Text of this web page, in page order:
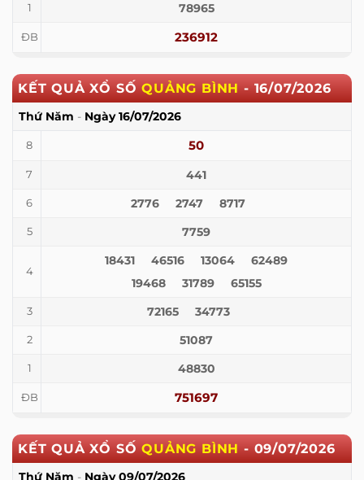
1 78965
ĐB 236912
KẾT QUẢ XỔ SỐQUẢNG BÌNH - 16/07/2026
Thứ Năm - Ngày16/07/2026
8 50
7 441
6 2776 2747 8717
5 7759
4
18431 46516 13064
62489
19468
31789 65155
3 72165 34773
2 51087
1 48830
ĐB 751697
KẾT QUẢ XỔ SỐQUẢNG BÌNH - 09/07/2026
Thứ Năm - Ngày09/07/2026